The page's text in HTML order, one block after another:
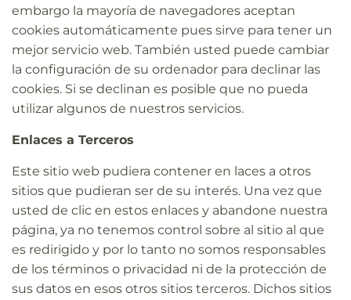
embargo la mayoría de navegadores aceptan
cookies automáticamente pues sirve para tener un
mejor servicio web. También usted puede cambiar
la configuración de su ordenador para declinar las
cookies. Si se declinan es posible que no pueda
utilizar algunos de nuestros servicios.
Enlaces a Terceros
Este sitio web pudiera contener en laces a otros
sitios que pudieran ser de su interés. Una vez que
usted de clic en estos enlaces y abandone nuestra
página, ya no tenemos control sobre al sitio al que
es redirigido y por lo tanto no somos responsables
de los términos o privacidad ni de la protección de
sus datos en esos otros sitios terceros. Dichos sitios